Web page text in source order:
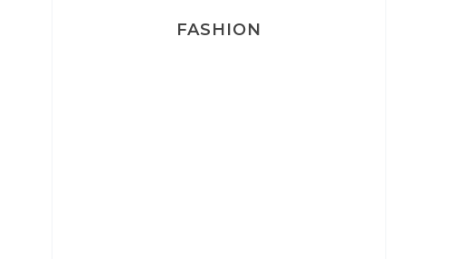
FASHION